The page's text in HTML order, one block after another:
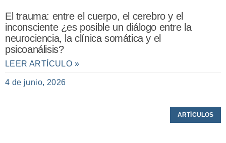
El trauma: entre el cuerpo, el cerebro y el
inconsciente ¿es posible un diálogo entre la
neurociencia, la clínica somática y el
psicoanálisis?
LEER ARTÍCULO »
4 de junio, 2026
ARTÍCULOS